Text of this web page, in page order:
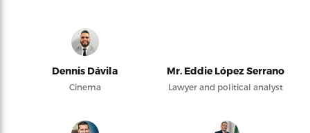
Dennis Dávila
Cinema
Mr. Eddie López Serrano
Lawyer and political analyst